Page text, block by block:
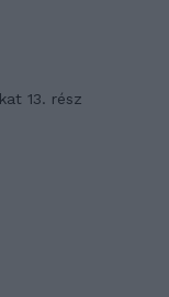
13. rész